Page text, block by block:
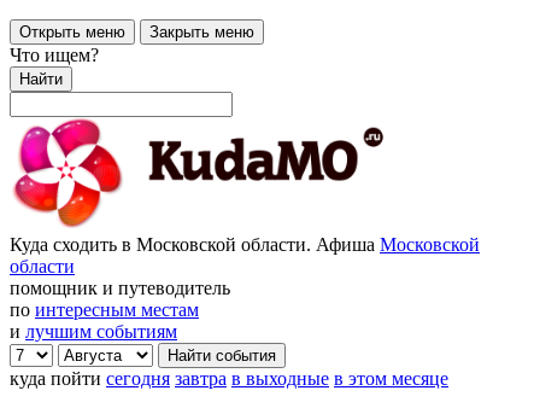
Открыть меню Закрыть меню
Что ищем?
Найти
Куда сходить в Московской области. Афиша Московской
области
помощник и путеводитель
по интересным местам
и лучшим событиям
куда пойти сегодня завтра в выходные в этом месяце